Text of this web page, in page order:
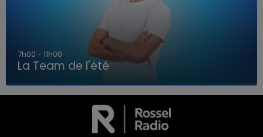
LA TEAM DE L'ÉTÉ
7h00 - 11h00
La Team de l'été